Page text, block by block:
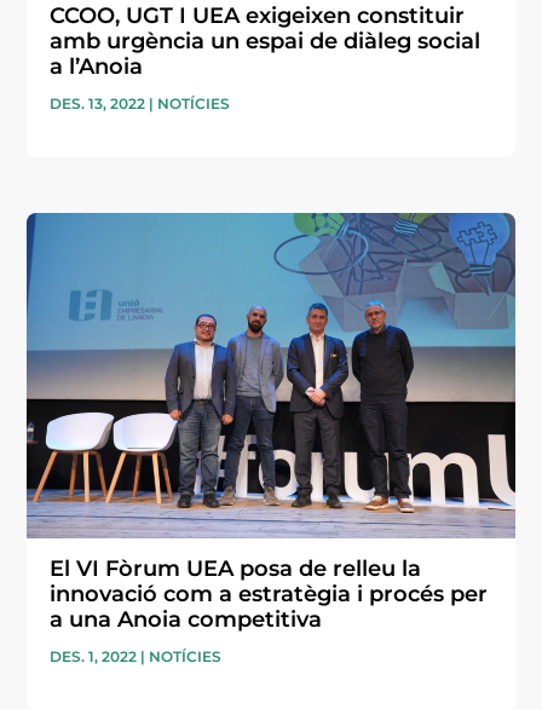
CCOO, UGT I UEA exigeixen constituir
amb urgència un espai de diàleg social
a l’Anoia
DES. 13, 2022 | NOTÍCIES
El VI Fòrum UEA posa de relleu la
innovació com a estratègia i procés per
a una Anoia competitiva
DES. 1, 2022 | NOTÍCIES